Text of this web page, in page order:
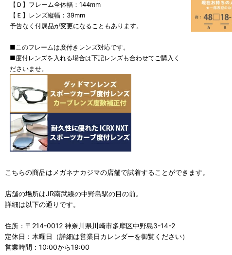
【Ｄ】フレーム全体幅：144mm
【Ｅ】レンズ縦幅：39mm
予告なく付属品が変更になることもあります。
■このフレームは度付きレンズ対応です。
■度付レンズを入れる場合は下記レンズも合わせてご購入く
ださいませ。
こちらの商品はメガネナカジマの店舗で試着することができます。
店舗の場所はJR南武線の中野島駅の目の前。
詳細は以下の通りです。
住所：〒214-0012 神奈川県川崎市多摩区中野島3-14-2
定休日：木曜日（詳細は営業日カレンダーを御覧ください）
営業時間：10:00から19:00